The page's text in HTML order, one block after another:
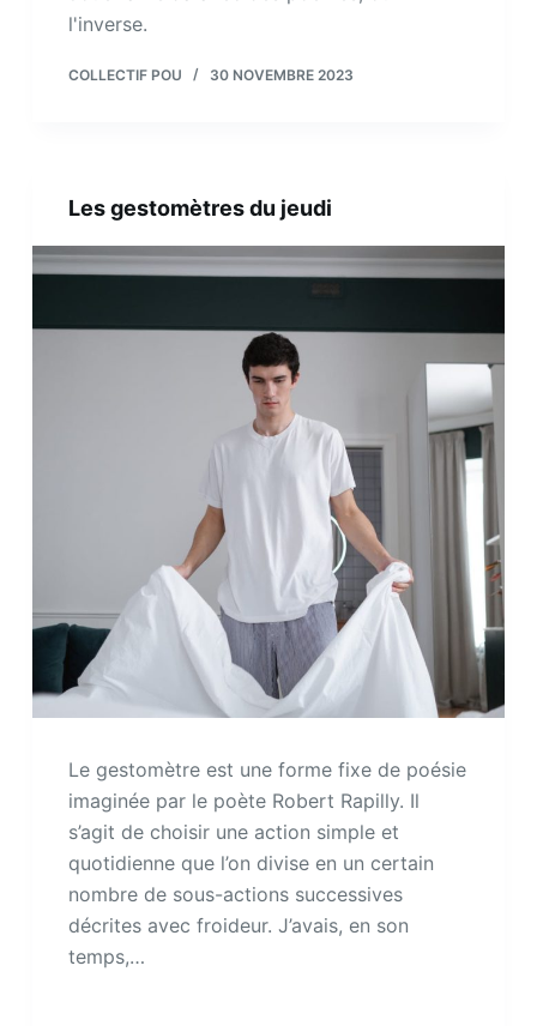
l'inverse.
COLLECTIF POU 30 NOVEMBRE 2023
Les gestomètres du jeudi
Le gestomètre est une forme fixe de poésie
imaginée par le poète Robert Rapilly. Il
s’agit de choisir une action simple et
quotidienne que l’on divise en un certain
nombre de sous-actions successives
décrites avec froideur. J’avais, en son
temps,…